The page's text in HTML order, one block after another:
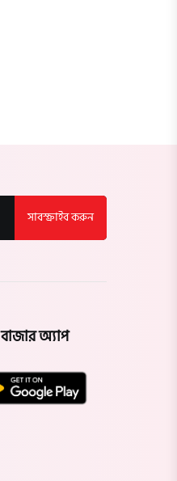
সাবস্ক্রাইব করুন
অ্যাপ